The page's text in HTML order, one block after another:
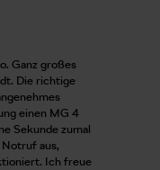
Ganz großes
Die richtige
einen MG 4
Sekunde zumal
aus,
Ich freue